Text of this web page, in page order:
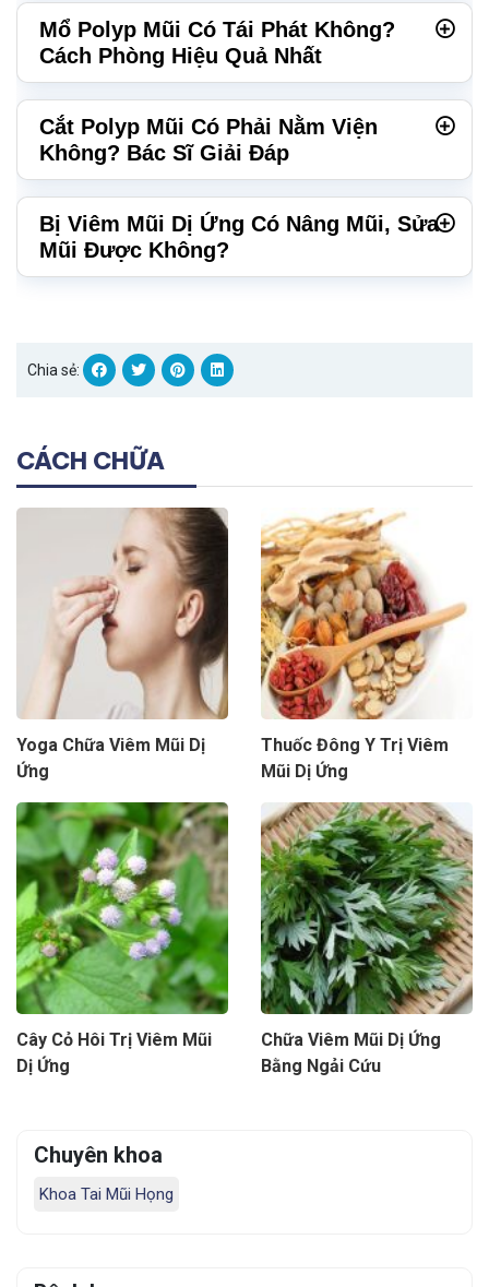
Mổ Polyp Mũi Có Tái Phát Không?
Cách Phòng Hiệu Quả Nhất
Cắt Polyp Mũi Có Phải Nằm Viện
Không? Bác Sĩ Giải Đáp
Bị Viêm Mũi Dị Ứng Có Nâng Mũi, Sửa
Mũi Được Không?
Chia sẻ:
CÁCH CHỮA
Yoga Chữa Viêm Mũi Dị
Ứng
Thuốc Đông Y Trị Viêm
Mũi Dị Ứng
Cây Cỏ Hôi Trị Viêm Mũi
Dị Ứng
Chữa Viêm Mũi Dị Ứng
Bằng Ngải Cứu
Chuyên khoa
Khoa Tai Mũi Họng